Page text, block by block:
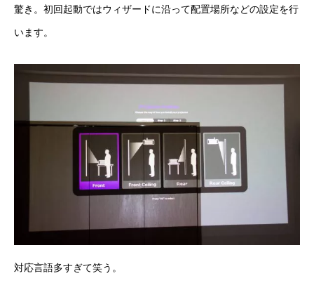
驚き。初回起動ではウィザードに沿って配置場所などの設定を行
います。
対応言語多すぎて笑う。